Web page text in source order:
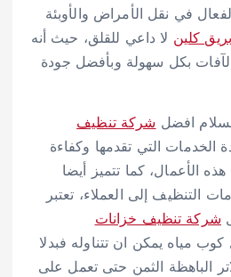
في نقل الأمراض والأوبئة
بريق كلين لا داعي للقلق، حيث أنه
بكل سهولة وبأفضل جودة
افضل شركة تنظيف
الخدمات التي تقدمها وكفاءة
الأعمال، كما تتميز أيضا
التنظيف إلى العملاء، تعتبر
شركة تنظيف خزانات
مياه يمكن ان تتناوله فبدلا
الباهظة الثمن حتى تعمل على